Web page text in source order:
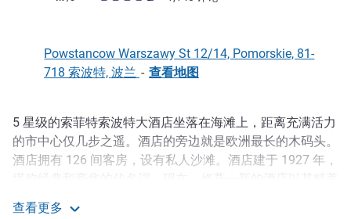
Powstancow Warszawy St 12/14, Pomorskie, 81-
718 索波特, 波兰 - 查看地图
描述
5 星级的索菲特索波特大酒店坐落在海滩上，距离充满活力
的市中心仅几步之遥。酒店的旁边就是欧洲最长的木码头。
酒店拥有 126 间客房，设有私人沙滩。酒店建于 1927 年，
查看更多